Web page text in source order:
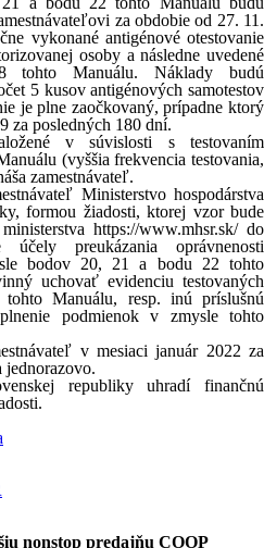
za obdobie od 27. 11.
vykonané antigénové otestovanie
osoby a následne uvedené
Manuálu. Náklady budú
5 kusov antigénových samotestov
je plne zaočkovaný, prípadne ktorý
za posledných 180 dní.
v súvislosti s testovaním
(vyššia frekvencia testovania,
zamestnávateľ.
Ministerstvo hospodárstva
formou žiadosti, ktorej vzor bude
https://www.mhsr.sk/ do
preukázania oprávnenosti
bodov 20, 21 a bodu 22 tohto
uchovať evidenciu testovaných
Manuálu, resp. inú príslušnú
podmienok v zmysle tohto
v mesiaci január 2022 za
jednorazovo.
republiky uhradí finančnú
nonstop predajňu COOP